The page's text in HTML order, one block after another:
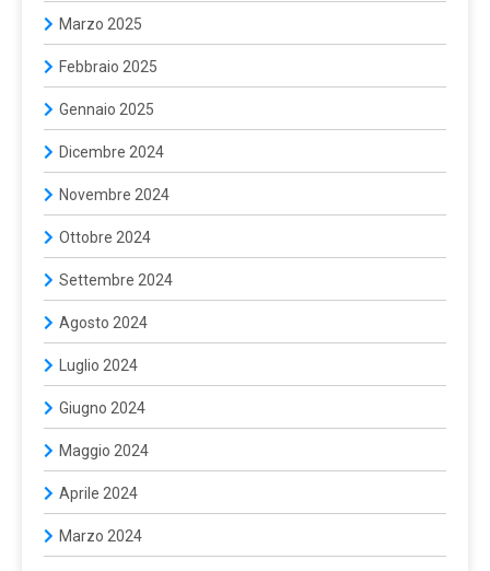
Marzo 2025
Febbraio 2025
Gennaio 2025
Dicembre 2024
Novembre 2024
Ottobre 2024
Settembre 2024
Agosto 2024
Luglio 2024
Giugno 2024
Maggio 2024
Aprile 2024
Marzo 2024